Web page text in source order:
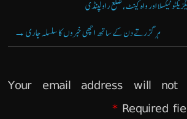
ٹیکسلا اور واہ کینٹ، ضلع راولپنڈی
ہر گزرتے دن کے ساتھ اچھی خبروں کا سلسلہ جاری→
Your email address will not
Required
*